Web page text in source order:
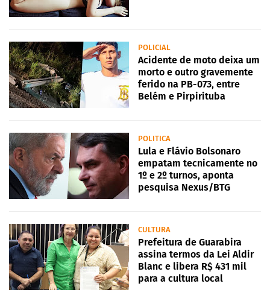
POLICIAL
Acidente de moto deixa um
morto e outro gravemente
ferido na PB-073, entre
Belém e Pirpirituba
POLITICA
Lula e Flávio Bolsonaro
empatam tecnicamente no
1º e 2º turnos, aponta
pesquisa Nexus/BTG
CULTURA
Prefeitura de Guarabira
assina termos da Lei Aldir
Blanc e libera R$ 431 mil
para a cultura local